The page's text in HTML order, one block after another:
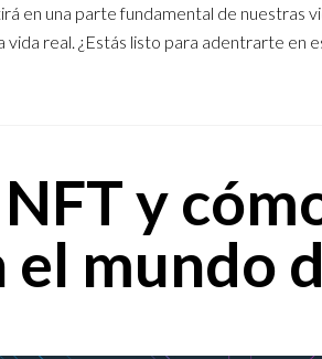
en una parte fundamental de nuestras
real. ¿Estás listo para adentrarte en
y
mundo